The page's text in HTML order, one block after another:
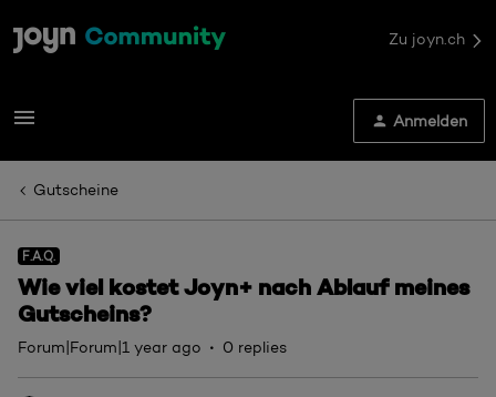
Zu joyn.ch
Anmelden
Gutscheine
F.A.Q.
Wie viel kostet Joyn+ nach Ablauf meines
Gutscheins?
Forum|Forum|1 year ago 0 replies